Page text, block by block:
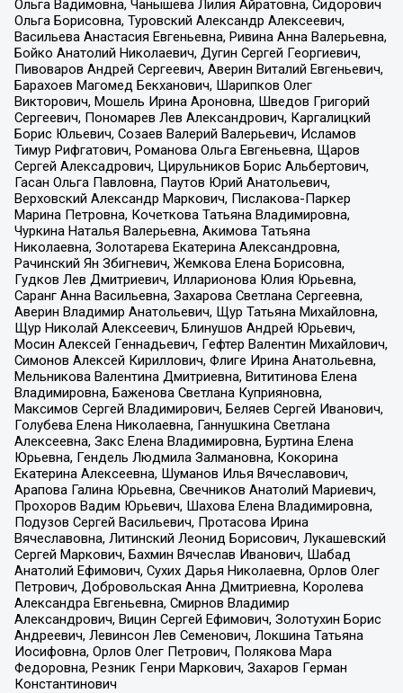
Ольга Вадимовна, Чанышева Лилия Айратовна, Сидорович
Ольга Борисовна, Туровский Александр Алексеевич,
Васильева Анастасия Евгеньевна, Ривина Анна Валерьевна,
Бойко Анатолий Николаевич, Дугин Сергей Георгиевич,
Пивоваров Андрей Сергеевич, Аверин Виталий Евгеньевич,
Барахоев Магомед Бекханович, Шарипков Олег
Викторович, Мошель Ирина Ароновна, Шведов Григорий
Сергеевич, Пономарев Лев Александрович, Каргалицкий
Борис Юльевич, Созаев Валерий Валерьевич, Исламов
Тимур Рифгатович, Романова Ольга Евгеньевна, Щаров
Сергей Алексадрович, Цирульников Борис Альбертович,
Гасан Ольга Павловна, Паутов Юрий Анатольевич,
Верховский Александр Маркович, Пислакова-Паркер
Марина Петровна, Кочеткова Татьяна Владимировна,
Чуркина Наталья Валерьевна, Акимова Татьяна
Николаевна, Золотарева Екатерина Александровна,
Рачинский Ян Збигневич, Жемкова Елена Борисовна,
Гудков Лев Дмитриевич, Илларионова Юлия Юрьевна,
Саранг Анна Васильевна, Захарова Светлана Сергеевна,
Аверин Владимир Анатольевич, Щур Татьяна Михайловна,
Щур Николай Алексеевич, Блинушов Андрей Юрьевич,
Мосин Алексей Геннадьевич, Гефтер Валентин Михайлович,
Симонов Алексей Кириллович, Флиге Ирина Анатольевна,
Мельникова Валентина Дмитриевна, Вититинова Елена
Владимировна, Баженова Светлана Куприяновна,
Максимов Сергей Владимирович, Беляев Сергей Иванович,
Голубева Елена Николаевна, Ганнушкина Светлана
Алексеевна, Закс Елена Владимировна, Буртина Елена
Юрьевна, Гендель Людмила Залмановна, Кокорина
Екатерина Алексеевна, Шуманов Илья Вячеславович,
Арапова Галина Юрьевна, Свечников Анатолий Мариевич,
Прохоров Вадим Юрьевич, Шахова Елена Владимировна,
Подузов Сергей Васильевич, Протасова Ирина
Вячеславовна, Литинский Леонид Борисович, Лукашевский
Сергей Маркович, Бахмин Вячеслав Иванович, Шабад
Анатолий Ефимович, Сухих Дарья Николаевна, Орлов Олег
Петрович, Добровольская Анна Дмитриевна, Королева
Александра Евгеньевна, Смирнов Владимир
Александрович, Вицин Сергей Ефимович, Золотухин Борис
Андреевич, Левинсон Лев Семенович, Локшина Татьяна
Иосифовна, Орлов Олег Петрович, Полякова Мара
Федоровна, Резник Генри Маркович, Захаров Герман
Константинович